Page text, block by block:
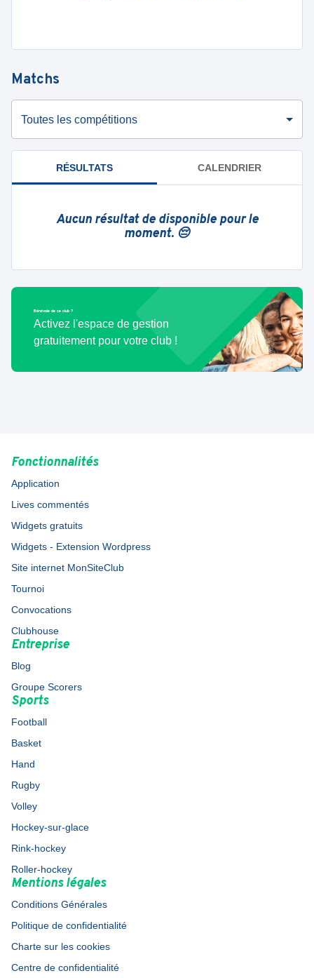
Matchs
Toutes les compétitions
RÉSULTATS CALENDRIER
Aucun résultat de disponible pour le
moment. 😔
Bénévole de ce club ?
Activez l'espace de gestion
gratuitement pour votre club !
Fonctionnalités
Application
Lives commentés
Widgets gratuits
Widgets - Extension Wordpress
Site internet MonSiteClub
Tournoi
Convocations
Clubhouse
Entreprise
Blog
Groupe Scorers
Sports
Football
Basket
Hand
Rugby
Volley
Hockey-sur-glace
Rink-hockey
Roller-hockey
Mentions légales
Conditions Générales
Politique de confidentialité
Charte sur les cookies
Centre de confidentialité